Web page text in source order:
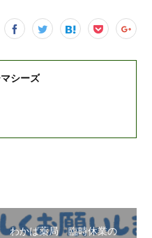
シーズ
わかば薬局 臨時休業の